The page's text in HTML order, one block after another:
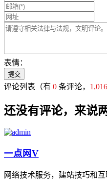
表情：
评论列表 （有 0 条评论， 1,016
还没有评论，来说
一点网V
网络技术服务，建站技巧和